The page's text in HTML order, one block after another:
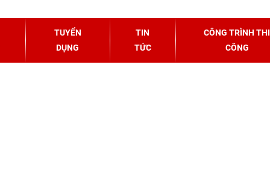
TUYỂN
DỤNG
TIN
TỨC
CÔNG TRÌNH THI
CÔNG
TRÌNH CÔNG TY DUY THẠNH ĐÃ